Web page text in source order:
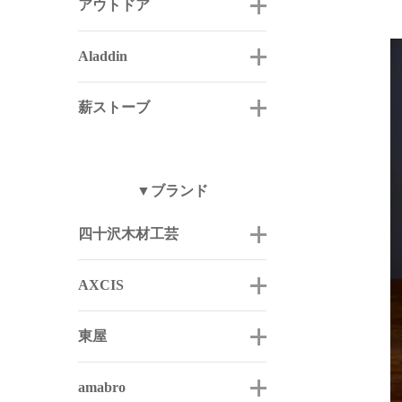
アウトドア
Aladdin
薪ストーブ
▼ブランド
四十沢木材工芸
AXCIS
東屋
amabro